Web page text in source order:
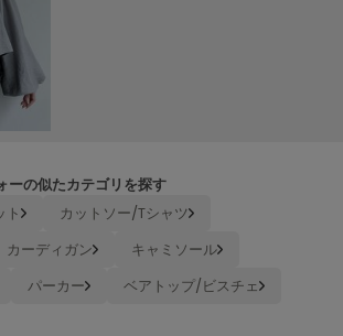
ーの似たカテゴリを探す
ト
カットソー/Tシャツ
カーディガン
キャミソール
パーカー
ベアトップ/ビスチェ